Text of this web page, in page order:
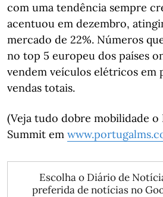
com uma tendência sempre
acentuou em dezembro,
mercado de 22%. Números
no top 5 europeu dos países
vendem veículos elétricos em
vendas totais.
(Veja tudo dobre mobilidade
Summit em
Escolha o Diário de
preferida de notícias no